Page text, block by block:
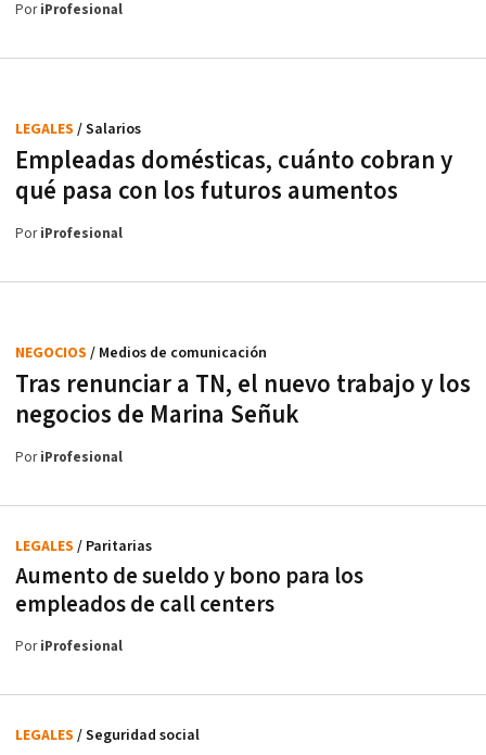
PoriProfesional
Empleadas domésticas, cuánto cobran y
qué pasa con los futuros aumentos
LEGALES / Salarios
PoriProfesional
Tras renunciar a TN, el nuevo trabajo y los
negocios de Marina Señuk
NEGOCIOS / Medios de comunicación
PoriProfesional
Aumento de sueldo y bono para los
empleados de call centers
LEGALES / Paritarias
PoriProfesional
LEGALES / Seguridad social